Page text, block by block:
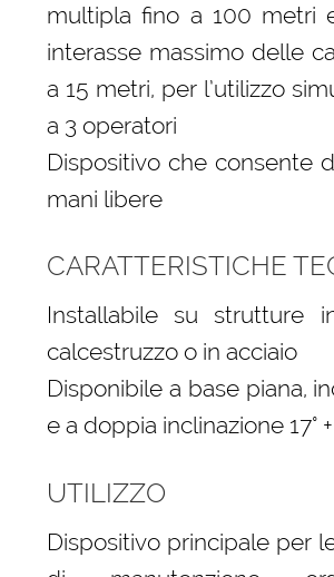
multipla fino a 100 metri
interasse massimo delle
a 15 metri, per l’utilizzo
a 3 operatori
Dispositivo che consente
mani libere
CARATTERISTICHE
Installabile su strutture
calcestruzzo o in acciaio
Disponibile a base piana,
e a doppia inclinazione 17° +
UTILIZZO
Dispositivo principale per